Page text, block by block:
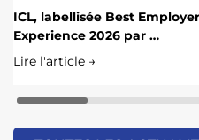
ICL, labellisée Best Employer
Experience 2026 par …
Lire l'article →